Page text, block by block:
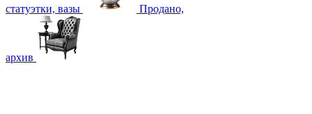
статуэтки, вазы Продано,
архив